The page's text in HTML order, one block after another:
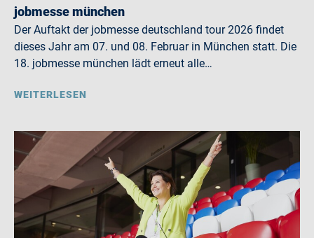
jobmesse münchen
Der Auftakt der jobmesse deutschland tour 2026 findet
dieses Jahr am 07. und 08. Februar in München statt. Die
18. jobmesse münchen lädt erneut alle…
WEITERLESEN